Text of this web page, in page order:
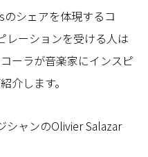
シェアを体現するコ
レーションを受ける人は
ーラが音楽家にインスピ
介します。
シャンのOlivier Salazar